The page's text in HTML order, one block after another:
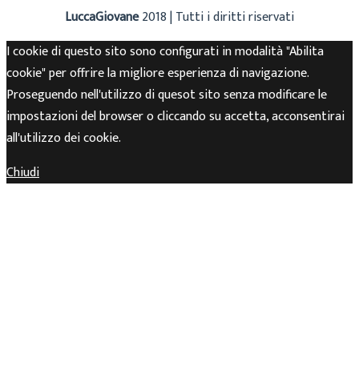
LuccaGiovane2018 | Tutti i diritti riservati
I cookie di questo sito sono configurati in modalità "Abilita
cookie" per offrire la migliore esperienza di navigazione.
Proseguendo nell'utilizzo di quesot sito senza modificare le
impostazioni del browser o cliccando su accetta, acconsentirai
all'utilizzo dei cookie.
Chiudi